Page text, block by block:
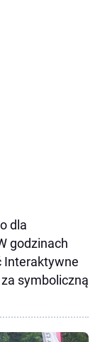
dla
godzinach
Interaktywne
symboliczną